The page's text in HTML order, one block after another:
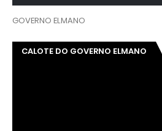
GOVERNO ELMANO
CALOTE DO GOVERNO ELMANO